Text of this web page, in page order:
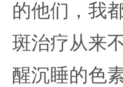
的他们，我
斑治疗从来
醒沉睡的色